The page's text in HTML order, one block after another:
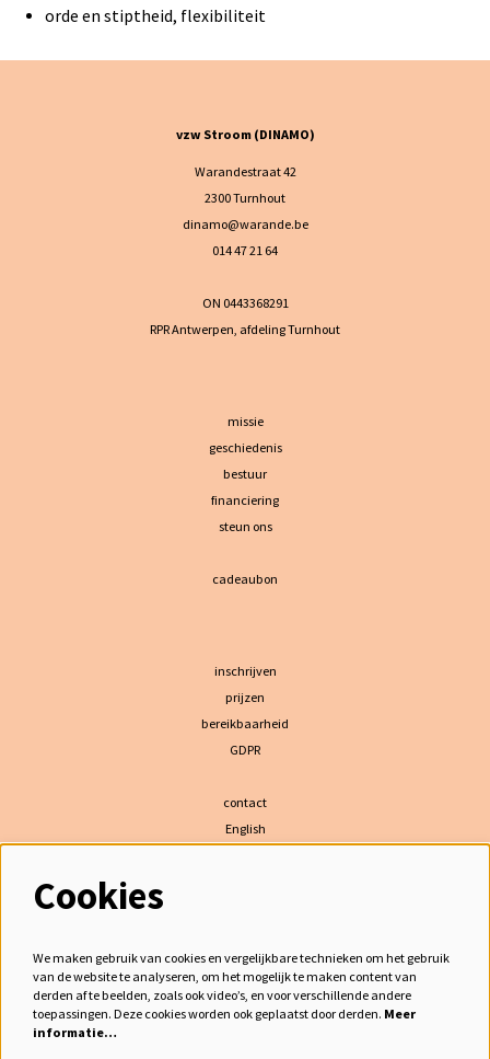
orde en stiptheid, flexibiliteit
vzw Stroom (DINAMO)
Warandestraat 42
2300 Turnhout
dinamo@warande.be
014 47 21 64
ON 0443368291
RPR Antwerpen, afdeling Turnhout
missie
geschiedenis
bestuur
financiering
steun ons
cadeaubon
inschrijven
prijzen
bereikbaarheid
GDPR
contact
English
meld je aan voor de nieuwsbrief
Cookies
We maken gebruik van cookies en vergelijkbare technieken om het gebruik
van de website te analyseren, om het mogelijk te maken content van
derden af te beelden, zoals ook video’s, en voor verschillende andere
toepassingen. Deze cookies worden ook geplaatst door derden. Meer
informatie…